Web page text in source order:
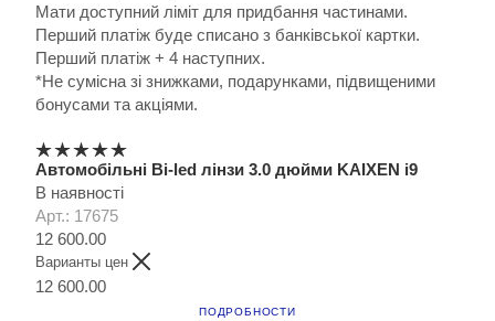
Мати доступний ліміт для придбання частинами.
Перший платіж буде списано з банківської картки.
Перший платіж + 4 наступних.
*Не сумісна зі знижками, подарунками, підвищеними
бонусами та акціями.
Автомобільні Bi-led лінзи 3.0 дюйми KAIXEN i9
В наявності
Арт.: 17675
12 600.00
Варианты цен
12 600.00
ПОДРОБНОСТИ